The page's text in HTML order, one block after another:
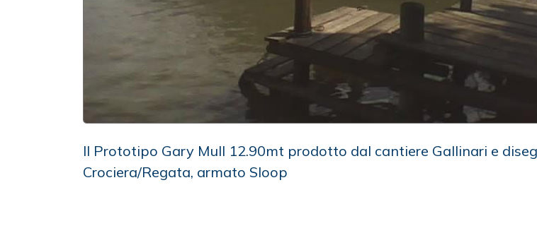
Il Prototipo Gary Mull 12.90mt prodotto dal cantiere Gallinari e
Crociera/Regata, armato Sloop